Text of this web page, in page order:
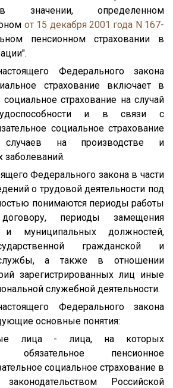
в значении, определенном
от 15 декабря 2001 года N 167-
пенсионном страховании в
Федерального закона
страхование включает в
социальное страхование на случай
и в связи с
социальное страхование
случаев на производстве и
заболеваний.
Федерального закона в части
о трудовой деятельности под
понимаются периоды работы
периоды замещения
и муниципальных должностей,
гражданской и
службы, а также в отношении
зарегистрированных лиц иные
служебной деятельности.
Федерального закона
основные понятия:
лица - лица, на которых
обязательное пенсионное
социальное страхование в
Российской